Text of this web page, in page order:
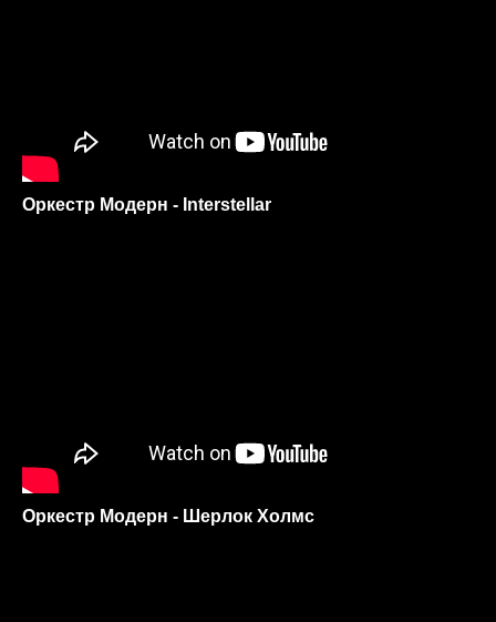
Оркестр Модерн - Interstellar
Оркестр Модерн - Шерлок Холмс